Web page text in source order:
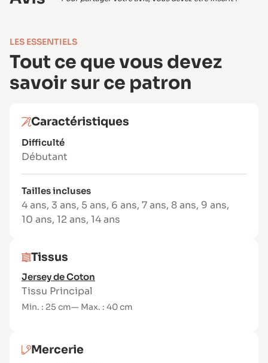
Tailles incluses : du 3 au 14 ans
Formats PDF : A4, US Letter, A0 (planche en
couleurs, sans superposition)
Inclus :
Livret d’instructions détaillé avec
schémas pas à pas
Niveau de couture
d’expérience en couture maille.
Tissus recommandés
polyamide, lycra…
Matériel nécessaire
Tissu :
3-8 ans : 25 × 70 cm
coton (fond intérieur)
LES ESSENTIELS
Tout ce que vous devez
savoir sur ce patron
Caractéristiques
Difficulté
Débutant
Tailles incluses
4 ans, 3 ans, 5 ans, 6 ans, 7 ans, 8 ans, 9 ans,
10 ans, 12 ans, 14 ans
Tissus
Jersey de Coton
Tissu Principal
Min. : 25 cm— Max. : 40 cm
Mercerie